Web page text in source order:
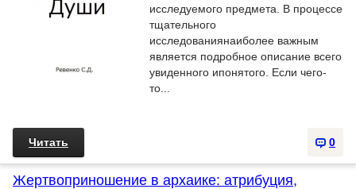
исследуемого предмета. В процессе
тщательного
исследованиянаиболее важным
является подробное описание всего
увиденного ипонятого. Если чего-
то...
0
Читать
Жертвоприношение в архаике: атрибуция,